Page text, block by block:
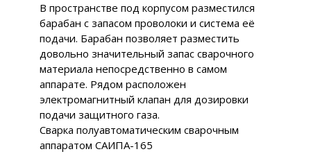
В пространстве под корпусом разместился
барабан с запасом проволоки и система её
подачи. Барабан позволяет разместить
довольно значительный запас сварочного
материала непосредственно в самом
аппарате. Рядом расположен
электромагнитный клапан для дозировки
подачи защитного газа.
Сварка полуавтоматическим сварочным
аппаратом САИПА-165